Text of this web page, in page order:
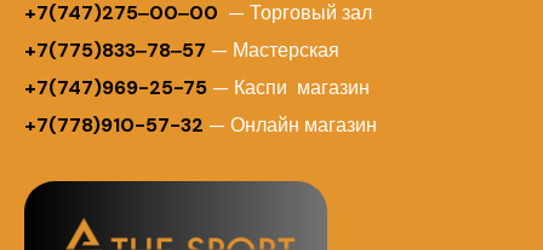
+7(747)275‒00‒00 — Торговый зал
+7(775)833‒78‒57 — Мастерская
+7(747)969-25-75 — Каспи магазин
+7(778)910-57-32 — Онлайн магазин